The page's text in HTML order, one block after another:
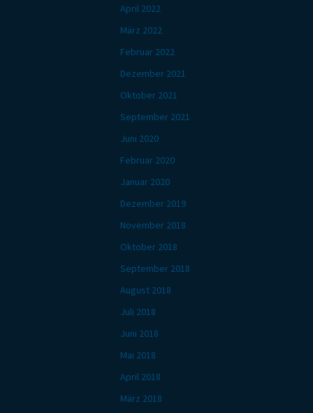
April 2022
März 2022
Februar 2022
Dezember 2021
Oktober 2021
September 2021
Juni 2020
Februar 2020
Januar 2020
Dezember 2019
November 2018
Oktober 2018
September 2018
August 2018
Juli 2018
Juni 2018
Mai 2018
April 2018
März 2018